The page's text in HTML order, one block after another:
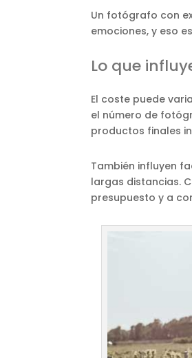
Un fotógrafo con
emociones, y eso
Lo que
El coste puede
el número de
productos finales
También influyen
largas distancias.
presupuesto y a